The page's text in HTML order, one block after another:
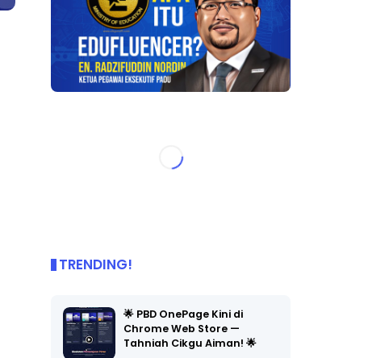
TRENDING!
🌟 PBD OnePage Kini di
Chrome Web Store —
Tahniah Cikgu Aiman! 🌟